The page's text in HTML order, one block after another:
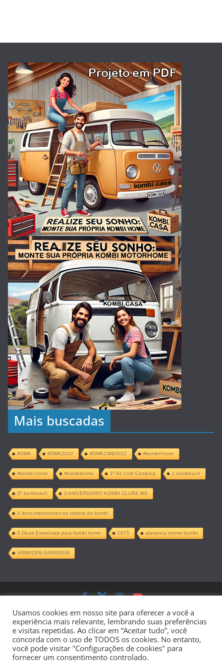
Mais buscadas
#DMK #DMK2022 #DMKCWB2022 #kombi-home
#kombi home #kombihome 1º Air Cold Camping 2 kombeach
2º kombeach 3 ANIVERSARIO KOMBI CLUBE MS
4 itens importantes na vistoria da kombi
5 Dicas Essenciais para kombi home 1975 alavanca runner kombi
ARMAZEM GARAGEM
Copyright © 2026Kombi Home –
Projeto Completo PDF. Todos os direitos
reservados.
Tema:ColorMagpor ThemeGrill.
Usamos cookies em nosso site para oferecer a você a
experiência mais relevante, lembrando suas preferências
e visitas repetidas. Ao clicar em “Aceitar tudo”, você
concorda com o uso de TODOS os cookies. No entanto,
você pode visitar "Configurações de cookies" para
fornecer um consentimento controlado.